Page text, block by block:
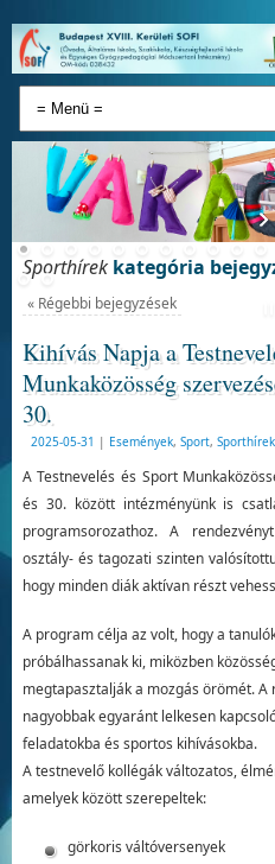
Sporthírekkategória
«Régebbi bejegyzések
Kihívás Napja a
Munkaközösség
30.
2025-05-31 | Események, Sport, Sporthírek
A Testnevelés és Sport
és 30. között intézményünk is
programsorozathoz. A
osztály- és tagozati szinten
hogy minden diák aktívan részt
A program célja az volt, hogy a
próbálhassanak ki, miközben
megtapasztalják a mozgás örömét. A
nagyobbak egyaránt lelkesen
feladatokba és sportos kihívásokba.
A testnevelő kollégák változatos,
amelyek között szerepeltek:
görkoris váltóversenyek